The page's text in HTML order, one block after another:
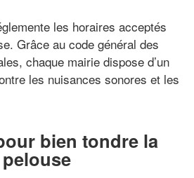
les horaires acceptés
Grâce au code général des
chaque mairie dispose d’un
les nuisances sonores et les
bien tondre la
pelouse